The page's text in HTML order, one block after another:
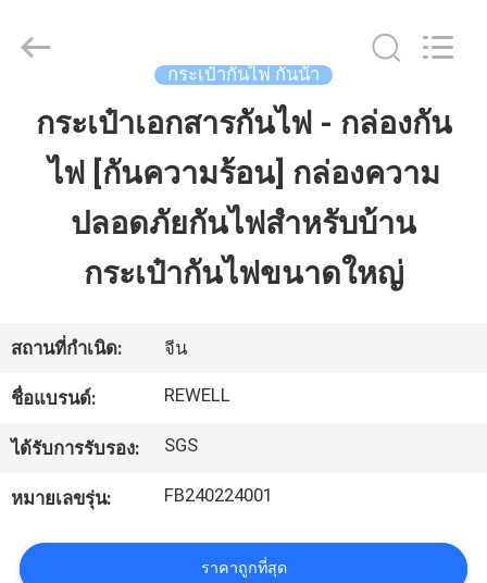
บ้าน
กับ
เรา
โรงงาน
Industrial
Group
Developed
กระเป๋ากันไฟ กันน้ํา
กระเป๋าเอกสารกันไฟ - กล่องกัน
ไฟ [กันความร้อน] กล่องความ
ปลอดภัยกันไฟสําหรับบ้าน
กระเป๋ากันไฟขนาดใหญ่
สถานที่กำเนิด: จีน
ชื่อแบรนด์: REWELL
ได้รับการรับรอง: SGS
หมายเลขรุ่น: FB240224001
ราคาถูกที่สุด